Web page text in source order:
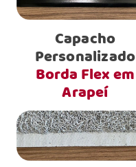
Capacho
Personalizado
Borda Flex em
Arapeí